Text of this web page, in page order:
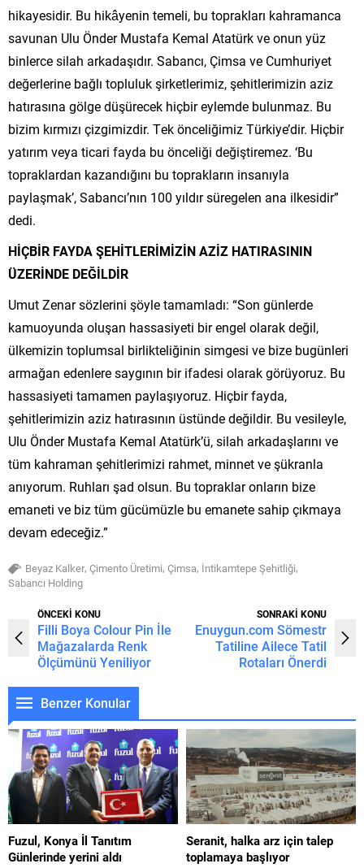
hikayesidir. Bu hikâyenin temeli, bu toprakları kahramanca
savunan Ulu Önder Mustafa Kemal Atatürk ve onun yüz
binlerce silah arkadaşıdır. Sabancı, Çimsa ve Cumhuriyet
değerlerine bağlı topluluk şirketlerimiz, şehitlerimizin aziz
hatırasına gölge düşürecek hiçbir eylemde bulunmaz. Bu
bizim kırmızı çizgimizdir. Tek önceliğimiz Türkiye’dir. Hiçbir
yatırım veya ticari fayda bu önceliği değiştiremez. ‘Bu
topraklardan kazandığını bu toprakların insanıyla
paylaşmak’, Sabancı’nın 100 yıldır süregelen ana ilkesidir”
dedi.
HİÇBİR FAYDA ŞEHİTLERİMİZİN AZİZ HATIRASININ
ÜZERİNDE DEĞİLDİR
Umut Zenar sözlerini şöyle tamamladı: “Son günlerde
kamuoyunda oluşan hassasiyeti bir engel olarak değil,
ülkemizin toplumsal birlikteliğinin simgesi ve bize bugünleri
armağan edenlere saygının bir ifadesi olarak görüyoruz. Bu
hassasiyeti tamamen paylaşıyoruz. Hiçbir fayda,
şehitlerimizin aziz hatırasının üstünde değildir. Bu vesileyle,
Ulu Önder Mustafa Kemal Atatürk’ü, silah arkadaşlarını ve
tüm kahraman şehitlerimizi rahmet, minnet ve şükranla
anıyorum. Ruhları şad olsun. Bu topraklar onların bize
emaneti ve biz tüm gücümüzle bu emanete sahip çıkmaya
devam edeceğiz.”
Beyaz Kalker, Çimento Üretimi, Çimsa, İntikamtepe Şehitliği,
Sabancı Holding
ÖNCEKİ KONU
Filli Boya Colour Pin İle
Mağazalarda Renk
Ölçümünü Yeniliyor
SONRAKİ KONU
Enuygun.com Sömestr
Tatiline Ailece Tatil
Rotaları Önerdi
Benzer Konular
Fuzul, Konya İl Tanıtım
Günlerinde yerini aldı
Seranit, halka arz için talep
toplamaya başlıyor